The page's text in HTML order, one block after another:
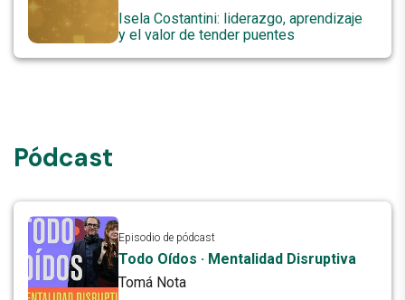
Isela Costantini: liderazgo, aprendizaje
y el valor de tender puentes
Pódcast
Episodio de pódcast
Todo Oídos · Mentalidad Disruptiva
Tomá Nota